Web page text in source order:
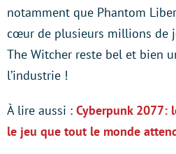
notamment que Phantom
cœur de plusieurs millions de
The Witcher reste bel et bien
l’industrie !
À lire aussi : Cyberpunk 2077:
le jeu que tout le monde